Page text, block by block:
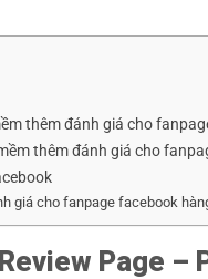
thêm đánh giá cho
thêm đánh giá cho
giá cho fanpage facebook
Page –